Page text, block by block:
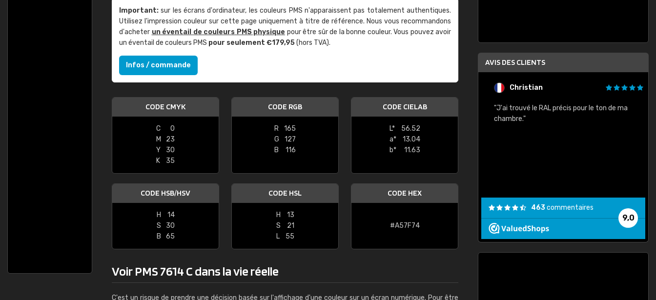
Important: sur les écrans d'ordinateur, les couleurs PMS n'apparaissent pas totalement authentiques.
Utilisez l'impression couleur sur cette page uniquement à titre de référence. Nous vous recommandons
d'acheter un éventail de couleurs PMS physique pour être sûr de la bonne couleur. Vous pouvez avoir
un éventail de couleurs PMS pour seulement €179,95(hors TVA).
Infos / commande
CODE CMYK
C
0
M
23
Y
30
K
35
CODE RGB
R
165
G
127
B
116
CODE CIELAB
L*
56.52
a*
13.04
b*
11.63
CODE HSB/HSV
H
14
S
30
B
65
CODE HSL
H
13
S
21
L
55
CODE HEX
#A57F74
Voir PMS 7614 C dans la vie réelle
C'est un risque de prendre une décision basée sur l'affichage d'une couleur sur un écran numérique. Pour être
AVIS DES CLIENTS
"Le site ne permet pas de voir clairement quels
sont les produits disponibles. Il y a plusieurs
palettes de couleurs: Classic, Design, etc. On ne
comprend pas qui est quoi. La livraison s'est
bien passé et le produit reçu me convient."
Christian
"J'ai trouvé le RAL précis pour le ton de ma
chambre."
9,0
463commentaires